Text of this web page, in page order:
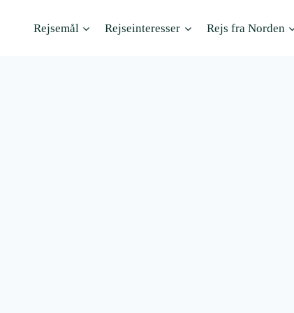
Rejsemål Rejseinteresser Rejs fra Norden